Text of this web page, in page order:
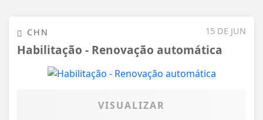
15 DE JUN
CHN
Habilitação - Renovação automática
VISUALIZAR